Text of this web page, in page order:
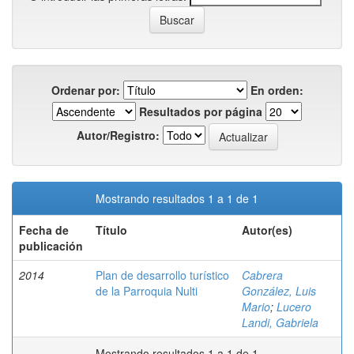
Ordenar por:
En orden:
Resultados por página
Autor/Registro:
Mostrando resultados 1 a 1 de 1
Fecha de
publicación
Título Autor(es)
2014
Plan de desarrollo turístico
de la Parroquia Nulti
Cabrera
González, Luis
Mario; Lucero
Landi, Gabriela